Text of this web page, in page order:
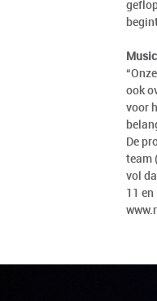
ook
voor
De
team
vol
11